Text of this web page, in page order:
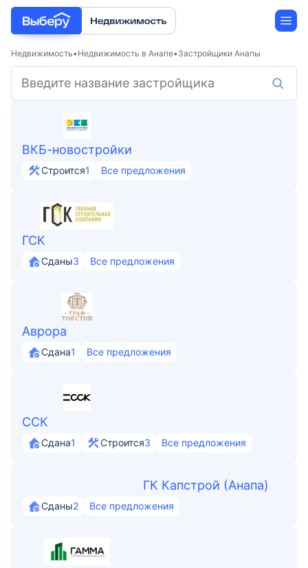
Новостройки
Застройщики
Ипотека
Недвижимость Недвижимость в Анапе Застройщики Анапы
ВКБ-новостройки
Строится1 Все предложения
ГСК
Сданы3 Все предложения
Аврора
Сдана1 Все предложения
ССК
Сдана1 Строится3 Все предложения
ГК Капстрой (Анапа)
Сданы2 Все предложения